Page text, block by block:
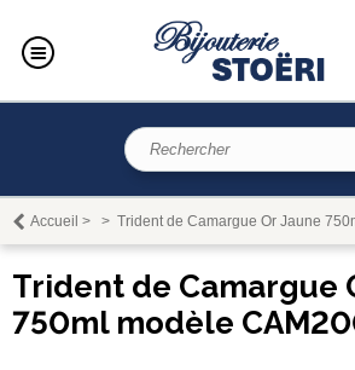
Accueil > > Trident de Camargue Or Jaune
Trident de Camargue
750ml modèle